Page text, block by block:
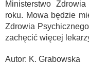
Ministerstwo
roku. Mowa będzie
Zdrowia
zachęcić więcej
Autor: K. Grabowska